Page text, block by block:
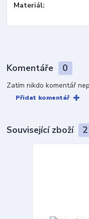
Materiál
Komentáře 0
Zatím nikdo komentář
Přidat komentář
Související zboží 2